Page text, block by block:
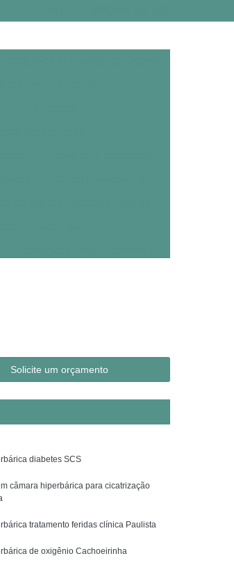
Oxigenoterapia Hiperbárica
em São Paulo
Oxigenação Hiperbárica
Campina Grande
em São Paulo
Tratamento
Hiperbárica
Cicatrização
Solicite um orçamento
diabetes SCS
câmara hiperbárica para cicatrização
tratamento feridas clínica Paulista
de oxigênio Cachoeirinha